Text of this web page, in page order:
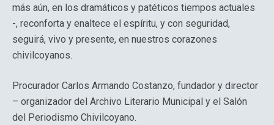
más aún, en los dramáticos y patéticos tiempos actuales
-, reconforta y enaltece el espíritu, y con seguridad,
seguirá, vivo y presente, en nuestros corazones
chivilcoyanos.
Procurador Carlos Armando Costanzo, fundador y director
– organizador del Archivo Literario Municipal y el Salón
del Periodismo Chivilcoyano.